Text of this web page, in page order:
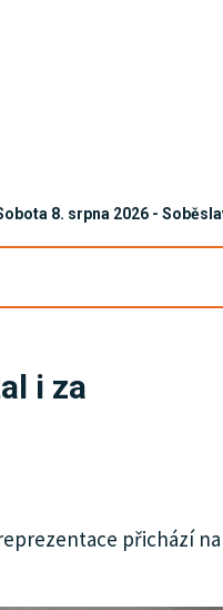
8. srpna 2026 -
i za
přichází